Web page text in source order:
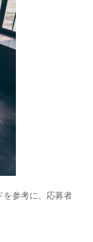
を参考に、応募者